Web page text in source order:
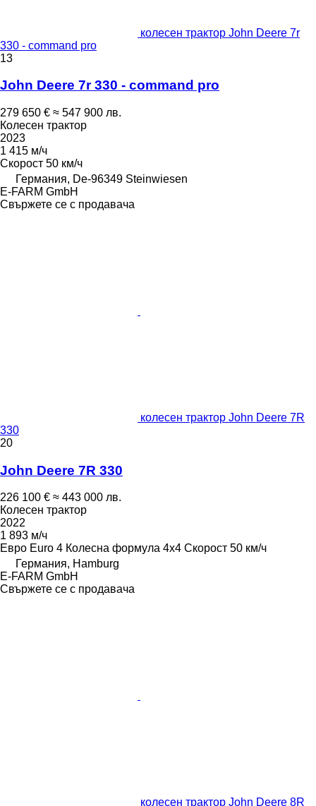
колесен трактор John Deere 7r
330 - command pro
13
John Deere 7r 330 - command pro
279 650 € ≈ 547 900 лв.
Колесен трактор
2023
1 415 м/ч
Скорост 50 км/ч
Германия, De-96349 Steinwiesen
E-FARM GmbH
Свържете се с продавача
колесен трактор John Deere 7R
330
20
John Deere 7R 330
226 100 € ≈ 443 000 лв.
Колесен трактор
2022
1 893 м/ч
Евро Euro 4 Колесна формула 4x4 Скорост 50 км/ч
Германия, Hamburg
E-FARM GmbH
Свържете се с продавача
колесен трактор John Deere 8R